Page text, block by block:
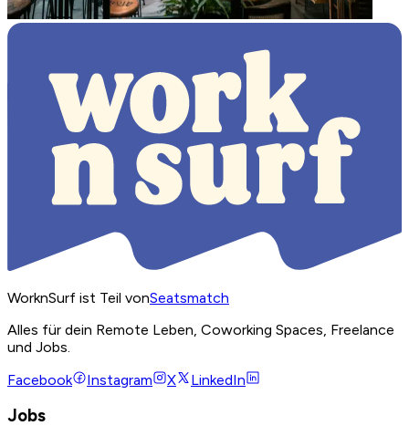
WorknSurf ist Teil vonSeatsmatch
Alles für dein Remote Leben, Coworking Spaces, Freelance
und Jobs.
Facebook
Instagram X LinkedIn
Jobs